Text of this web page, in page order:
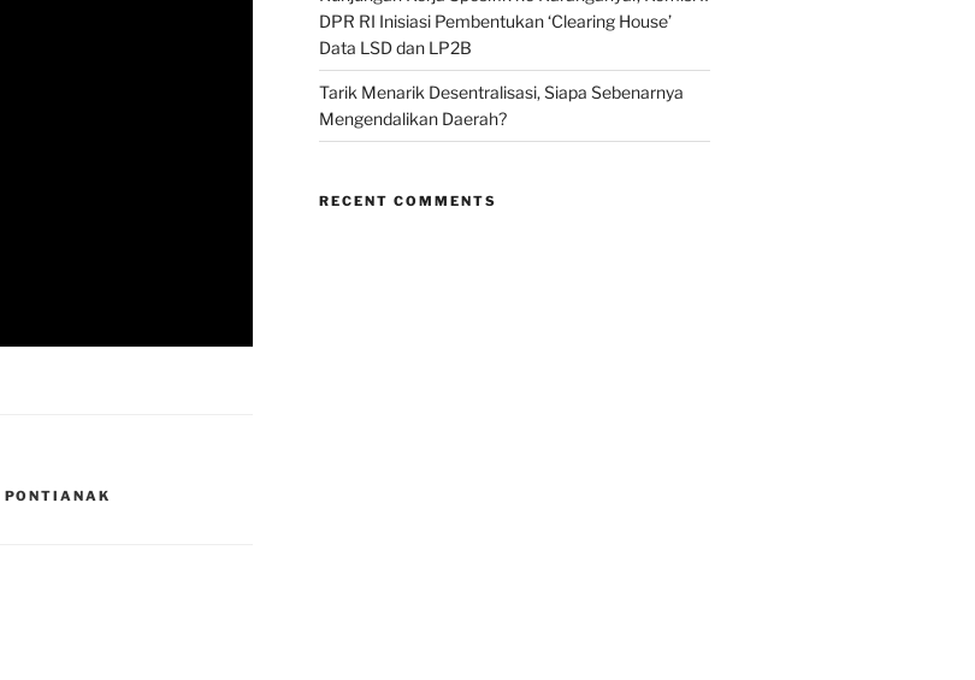
PONTIANAK
DPR RI Inisiasi Pembentukan ‘Clearing House’
Data LSD dan LP2B
Tarik Menarik Desentralisasi, Siapa Sebenarnya
Mengendalikan Daerah?
RECENT COMMENTS